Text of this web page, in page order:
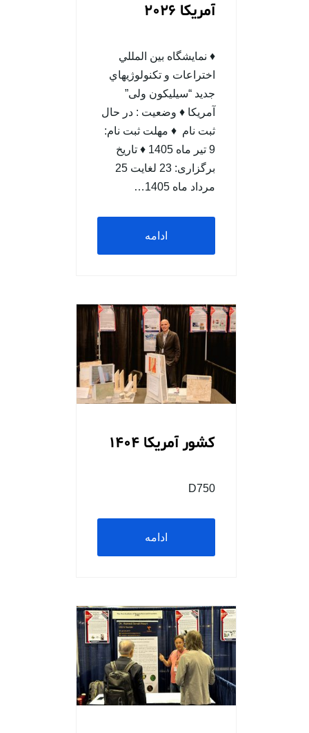
آمریکا 2026
♦ نمایشگاه بين المللي
اختراعات و تكنولوژيهاي
جدید “سیلیکون ولی”
آمریکا ♦ وضعيت : در حال
ثبت نام ♦ مهلت ثبت نام:
9 تیر ماه 1405 ♦ تاریخ
برگزاری: 23 لغایت 25
مرداد ماه 1405…
ادامه
کشور آمریکا 1404
D750
ادامه